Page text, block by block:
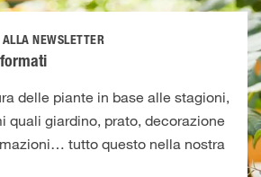
NEWSLETTER
delle piante in base alle stagioni,
quali giardino, prato, decorazione
tutto questo nella nostra